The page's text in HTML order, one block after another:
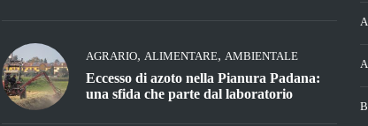
AGRARIO, ALIMENTARE, AMBIENTALE
Eccesso di azoto nella Pianura Padana:
una sfida che parte dal laboratorio